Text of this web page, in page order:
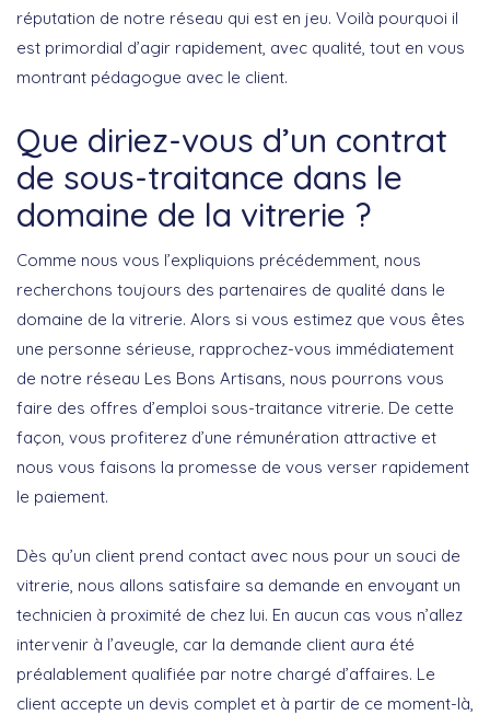
réputation de notre réseau qui est en jeu. Voilà pourquoi il
est primordial d’agir rapidement, avec qualité, tout en vous
montrant pédagogue avec le client.
Que diriez-vous d’un contrat
de sous-traitance dans le
domaine de la vitrerie ?
Comme nous vous l’expliquions précédemment, nous
recherchons toujours des partenaires de qualité dans le
domaine de la vitrerie. Alors si vous estimez que vous êtes
une personne sérieuse, rapprochez-vous immédiatement
de notre réseau Les Bons Artisans, nous pourrons vous
faire des offres d’emploi sous-traitance vitrerie. De cette
façon, vous profiterez d’une rémunération attractive et
nous vous faisons la promesse de vous verser rapidement
le paiement.
Dès qu’un client prend contact avec nous pour un souci de
vitrerie, nous allons satisfaire sa demande en envoyant un
technicien à proximité de chez lui. En aucun cas vous n’allez
intervenir à l’aveugle, car la demande client aura été
préalablement qualifiée par notre chargé d’affaires. Le
client accepte un devis complet et à partir de ce moment-là,